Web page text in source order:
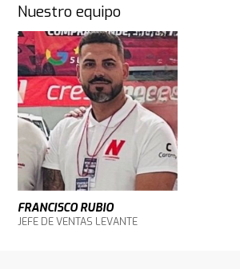
Nuestro equipo
FRANCISCO RUBIO
JEFE DE VENTAS LEVANTE